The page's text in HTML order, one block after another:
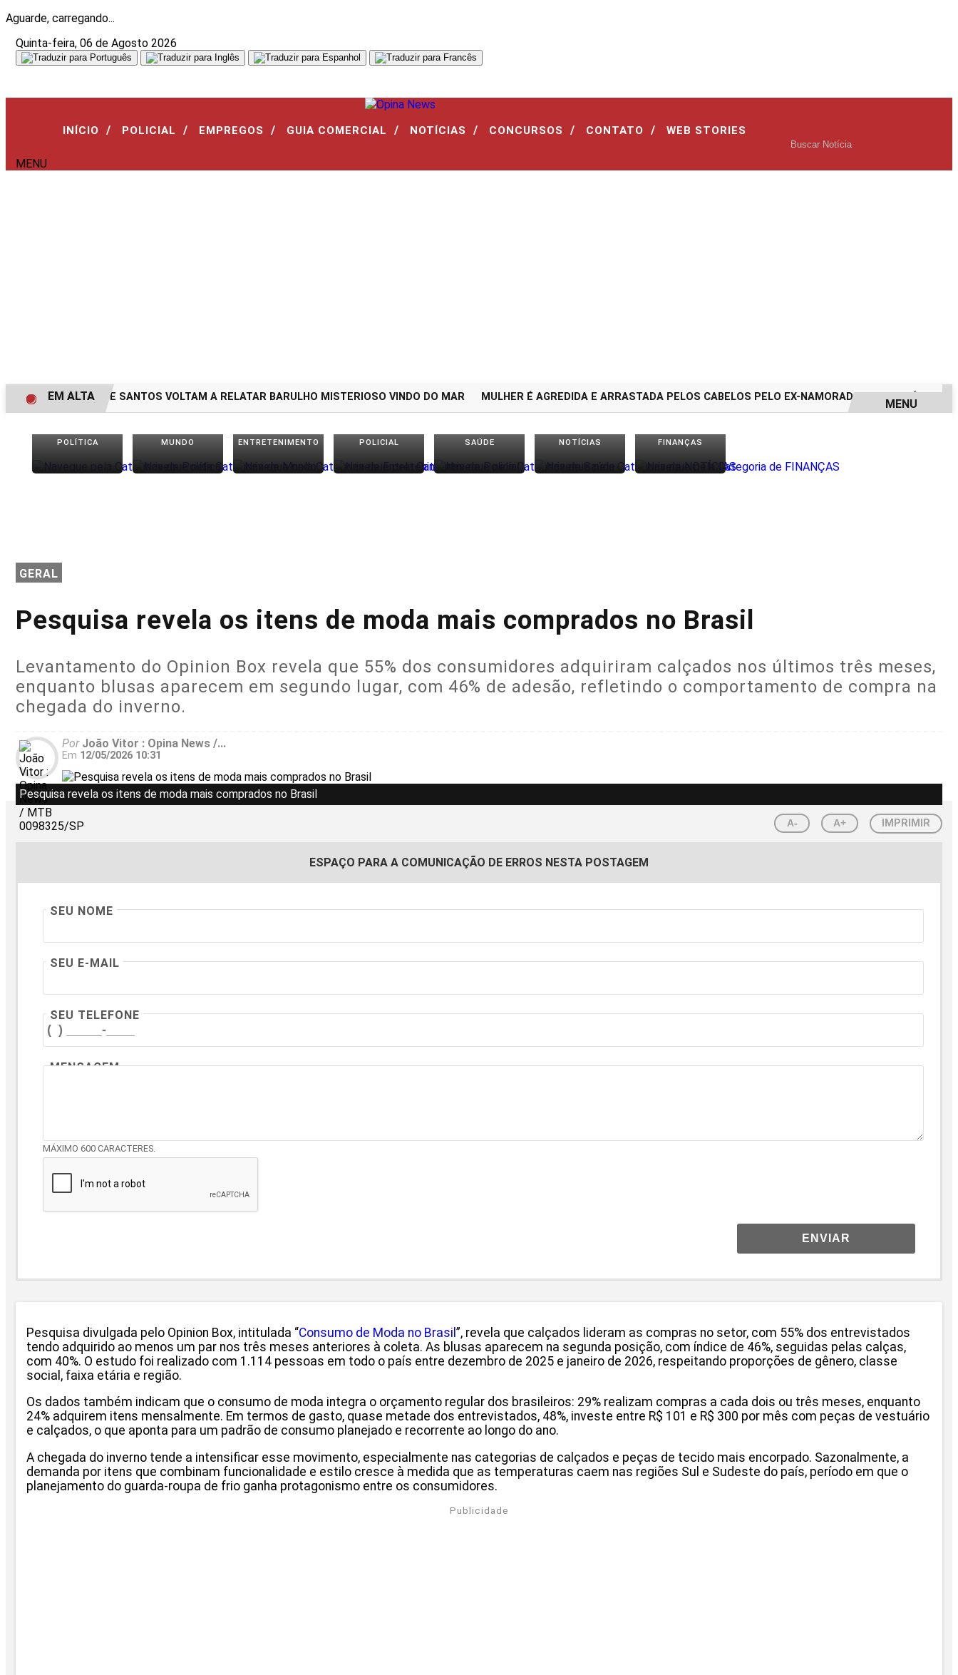
Aguarde, carregando...
Quinta-feira, 06 de Agosto 2026
INÍCIO / POLICIAL / EMPREGOS / GUIA COMERCIAL / NOTÍCIAS / CONCURSOS / CONTATO / WEB STORIES
MENU
MORADORES DE SANTOS VOLTAM A RELATAR BARULHO MISTERIOSO VINDO DO MAR MULHER É AGREDIDA E ARRASTADA PELOS CABELOS PELO EX-NAMORADO; VEJA O VÍDEO
EM ALTA
MENU
POLÍTICA MUNDO ENTRETENIMENTO POLICIAL SAÚDE NOTÍCIAS FINANÇAS
GERAL
Pesquisa revela os itens de moda mais comprados no Brasil
Levantamento do Opinion Box revela que 55% dos consumidores adquiriram calçados nos últimos três meses,
enquanto blusas aparecem em segundo lugar, com 46% de adesão, refletindo o comportamento de compra na
chegada do inverno.
PorJoão Vitor : Opina News /...
Em 12/05/2026 10:31
Pesquisa revela os itens de moda mais comprados no Brasil
A- A+ IMPRIMIR
ESPAÇO PARA A COMUNICAÇÃO DE ERROS NESTA POSTAGEM
SEU NOME
SEU E-MAIL
SEU TELEFONE
MENSAGEM
MÁXIMO 600 CARACTERES.
ENVIAR
Pesquisa divulgada pelo Opinion Box, intitulada “Consumo de Moda no Brasil ”, revela que calçados lideram as compras no setor, com 55% dos entrevistados
tendo adquirido ao menos um par nos três meses anteriores à coleta. As blusas aparecem na segunda posição, com índice de 46%, seguidas pelas calças,
com 40%. O estudo foi realizado com 1.114 pessoas em todo o país entre dezembro de 2025 e janeiro de 2026, respeitando proporções de gênero, classe
social, faixa etária e região.
Os dados também indicam que o consumo de moda integra o orçamento regular dos brasileiros: 29% realizam compras a cada dois ou três meses, enquanto
24% adquirem itens mensalmente. Em termos de gasto, quase metade dos entrevistados, 48%, investe entre R$ 101 e R$ 300 por mês com peças de vestuário
e calçados, o que aponta para um padrão de consumo planejado e recorrente ao longo do ano.
A chegada do inverno tende a intensificar esse movimento, especialmente nas categorias de calçados e peças de tecido mais encorpado. Sazonalmente, a
demanda por itens que combinam funcionalidade e estilo cresce à medida que as temperaturas caem nas regiões Sul e Sudeste do país, período em que o
planejamento do guarda-roupa de frio ganha protagonismo entre os consumidores.
Publicidade